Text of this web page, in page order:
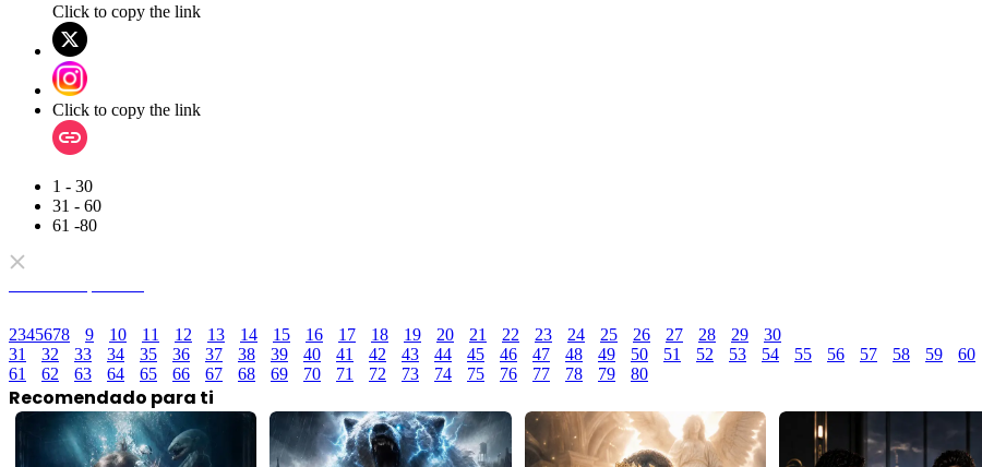
Click to copy the link
Click to copy the link
1 - 30
31 - 60
61 -80
2345678 9 10 11 12 13 14 15 16 17 18 19 20 21 22 23 24 25 26 27 28 29
30
31
32 33 34 35 36 37 38 39 40 41 42 43 44 45 46 47 48 49 50 51 52 53 54 55 56 57 58 59
60
61
62 63 64 65 66 67 68 69 70 71 72 73 74 75 76 77 78 79 80
Recomendado para ti